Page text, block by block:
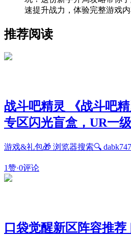
速提升战力，体验完整游戏
推荐阅读
战斗吧精灵 《战斗吧
专区闪光盲盒，UR一
游戏&礼包🎁 浏览器搜索🔍
1赞·0评论
口袋觉醒新区阵容推